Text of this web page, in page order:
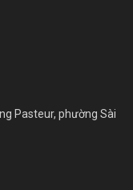
Pasteur, phường Sài